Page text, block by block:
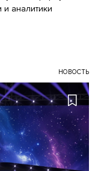
и аналитики
НОВОСТЬ